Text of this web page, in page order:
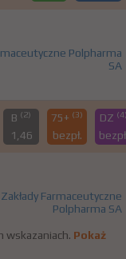
Polpharma
SA
B (2)
1,46
75+ (3)
bezpł.
DZ
Zakłady Farmaceutyczne
Polpharma SA
wskazaniach. Pokaż